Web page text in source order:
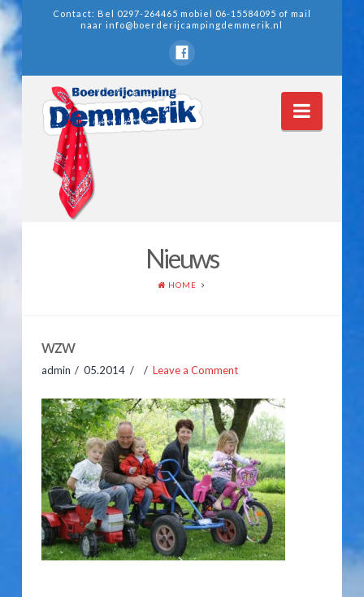
Contact: Bel 0297-264465 mobiel 06-15584095 of mail
naarinfo@boerderijcampingdemmerik.nl
Nieuwsarchief 2011-2012
Inventaris
Prijslijst
Kampeerplaatsen
Arrangementen
Prijslijst
Nieuws
HOME
wzw
admin 05.2014 Leave a Comment